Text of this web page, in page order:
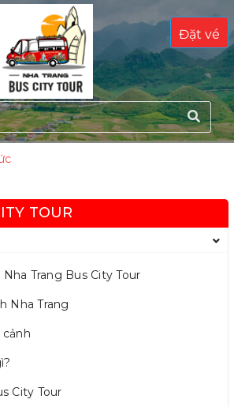
Đặt vé
TOUR
Trang Bus City Tour
Nha Trang
City Tour